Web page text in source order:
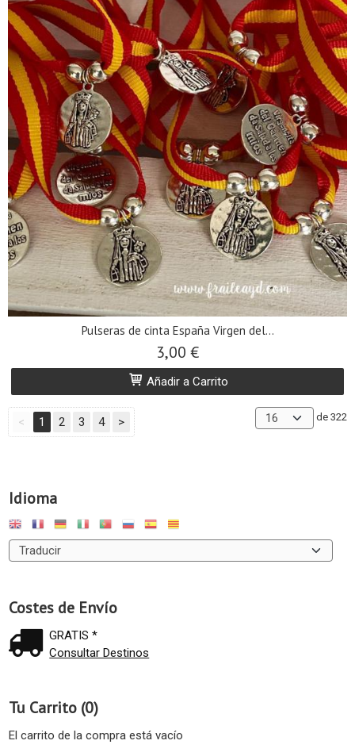
Idioma
Costes de Envío
GRATIS *
Consultar Destinos
Tu Carrito (0)
El carrito de la compra está vacío
Pulseras de cinta España Virgen del...
3,00 €
Añadir a Carrito
< 1 2 3 4 > de 322